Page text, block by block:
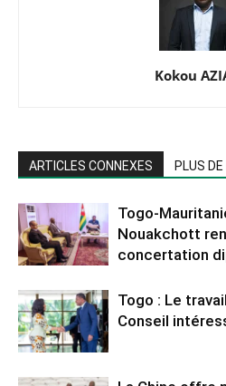
Kokou
ARTICLES CONNEXES PLUS
Togo-
Nouakchott
concertation
Togo : Le
Conseil